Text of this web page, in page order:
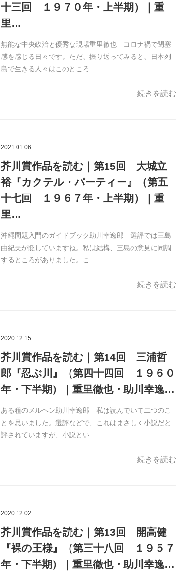
十三回 １９７０年・上半期）｜重
里…
無能な中央政治と優秀な現場重里徹也 コロナ禍で閉塞
感を感じる日々です。ただ、振り返ってみると、日本列
島で生きる人々はこのところ…
続きを読む
2021.01.06
芥川賞作品を読む｜第15回 大城立
裕『カクテル・パーティー』（第五
十七回 １９６７年・上半期）｜重
里…
沖縄問題入門のガイドブック助川幸逸郎 選評では三島
由紀夫が貶していますね。私は結構、三島の意見に同調
するところがありました。こ…
続きを読む
2020.12.15
芥川賞作品を読む｜第14回 三浦哲
郎『忍ぶ川』（第四十四回 １９６０
年・下半期）｜重里徹也・助川幸逸…
ある種のメルヘン助川幸逸郎 私は読んでいて二つのこ
とを思いました。選評などで、これはまさしく小説だと
評されていますが、小説とい…
続きを読む
2020.12.02
芥川賞作品を読む｜第13回 開高健
『裸の王様』（第三十八回 １９５７
年・下半期）｜重里徹也・助川幸逸…